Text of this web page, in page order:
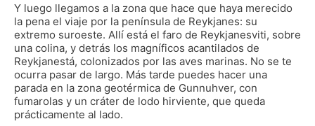
Y luego llegamos a la zona que hace que haya merecido
la pena el viaje por la península de Reykjanes: su
extremo suroeste. Allí está el faro de Reykjanesviti, sobre
una colina, y detrás los magníficos acantilados de
Reykjanestá, colonizados por las aves marinas. No se te
ocurra pasar de largo. Más tarde puedes hacer una
parada en la zona geotérmica de Gunnuhver, con
fumarolas y un cráter de lodo hirviente, que queda
prácticamente al lado.